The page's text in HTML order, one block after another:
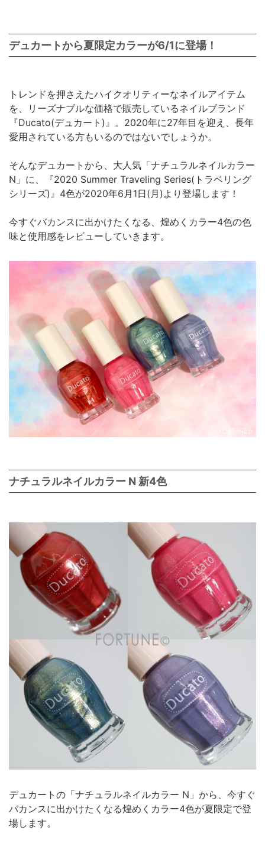
デュカートから夏限定カラーが6/1に登場！
トレンドを押さえたハイクオリティーなネイルアイテム
を、リーズナブルな価格で販売しているネイルブランド
『Ducato(デュカート)』。2020年に27年目を迎え、長年
愛用されている方もいるのではないでしょうか。
そんなデュカートから、大人気「ナチュラルネイルカラー
N」に、『2020 Summer Traveling Series(トラベリング
シリーズ)』4色が2020年6月1日(月)より登場します！
今すぐバカンスに出かけたくなる、煌めくカラー4色の色
味と使用感をレビューしていきます。
ナチュラルネイルカラー N 新4色
デュカートの「ナチュラルネイルカラー N」から、今すぐ
バカンスに出かけたくなる煌めくカラー4色が夏限定で登
場します。